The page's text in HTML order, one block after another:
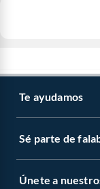
Te ayudamos
Sé parte de
Únete a